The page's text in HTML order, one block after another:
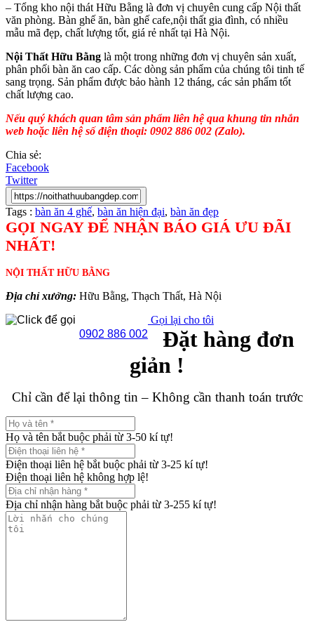
– Tổng kho nội thát Hữu Bằng là đơn vị chuyên cung cấp Nội thất
văn phòng. Bàn ghế ăn, bàn ghế cafe,nội thất gia đình, có nhiều
mẫu mã đẹp, chất lượng tốt, giá rẻ nhất tại Hà Nội.
Nội Thất Hữu Bằng là một trong những đơn vị chuyên sản xuất,
phân phối bàn ăn cao cấp. Các dòng sản phẩm của chúng tôi tinh tế
sang trọng. Sản phẩm được bảo hành 12 tháng, các sản phẩm tốt
chất lượng cao.
Nếu quý khách quan tâm sản phẩm liên hệ qua khung tin nhắn
web hoặc liên hệ số điện thoại: 0902 886 002 (Zalo).
Chia sẻ:
Facebook
Twitter
Tags : bàn ăn 4 ghế, bàn ăn hiện đại, bàn ăn đẹp
GỌI NGAY ĐỂ NHẬN BÁO GIÁ ƯU ĐÃI
NHẤT!
NỘI THẤT HỮU BẰNG
Địa chỉ xưởng: Hữu Bằng, Thạch Thất, Hà Nội
0902 886 002
Gọi lại cho tôi
Đặt hàng đơn
giản !
Chỉ cần để lại thông tin – Không cần thanh toán trước
Họ và tên bắt buộc phải từ 3-50 kí tự!
Điện thoại liên hệ bắt buộc phải từ 3-25 kí tự!
Điện thoại liên hệ không hợp lệ!
Địa chỉ nhận hàng bắt buộc phải từ 3-255 kí tự!